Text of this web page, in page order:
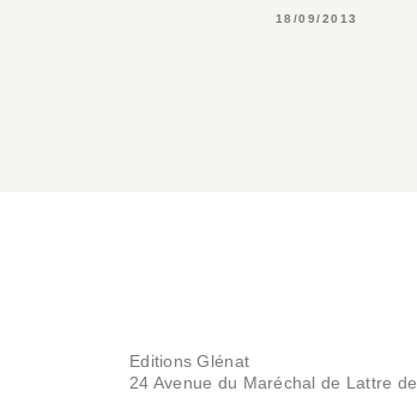
18/09/2013
Editions Glénat
24 Avenue du Maréchal de Lattre de